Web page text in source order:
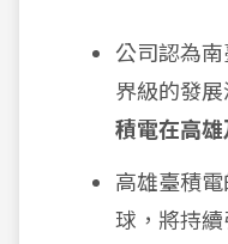
公司認為
界級的發
積電在高
高雄臺積電
球，將持